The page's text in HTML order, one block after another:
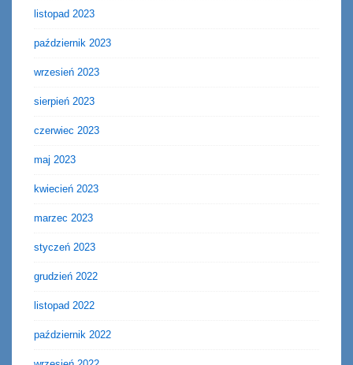
listopad 2023
październik 2023
wrzesień 2023
sierpień 2023
czerwiec 2023
maj 2023
kwiecień 2023
marzec 2023
styczeń 2023
grudzień 2022
listopad 2022
październik 2022